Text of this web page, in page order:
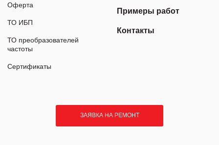
Оферта
ТО ИБП
ТО преобразователей
частоты
Сертификаты
Примеры работ
Контакты
ЗАЯВКА НА РЕМОНТ